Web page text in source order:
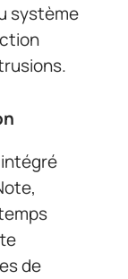
système
de